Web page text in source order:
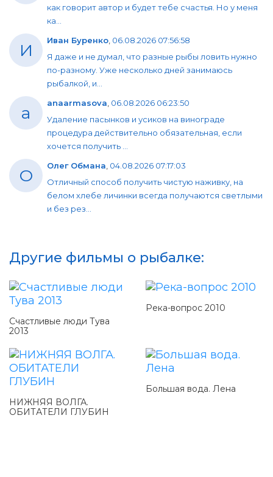
как говорит автор и будет тебе счастья. Но у меня
ка...
И Иван Буренко, 06.08.2026 07:56:58
Я даже и не думал, что разные рыбы ловить нужно
по-разному. Уже несколько дней занимаюсь
рыбалкой, и...
a anaarmasova, 06.08.2026 06:23:50
Удаление пасынков и усиков на винограде
процедура действительно обязательная, если
хочется получить ...
О Олег Обмана, 04.08.2026 07:17:03
Отличный способ получить чистую наживку, на
белом хлебе личинки всегда получаются светлыми
и без рез...
Другие фильмы о рыбалке:
Счастливые люди Тува
2013
Река-вопрос 2010
НИЖНЯЯ ВОЛГА.
ОБИТАТЕЛИ ГЛУБИН
Большая вода. Лена